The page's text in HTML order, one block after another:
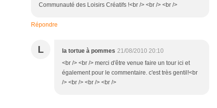
Communauté des Loisirs Créatifs !<br /> <br /> <br />
Répondre
L la tortue à pommes 21/08/2010 20:10
<br /> <br /> merci d'être venue faire un tour ici et
également pour le commentaire. c'est très gentil!<br
/> <br /> <br /> <br />